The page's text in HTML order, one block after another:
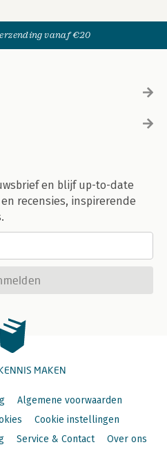
vanaf €20
en blijf up-to-date
recensies, inspirerende
MAKEN
Algemene voorwaarden
Cookie instellingen
Service & Contact Over ons